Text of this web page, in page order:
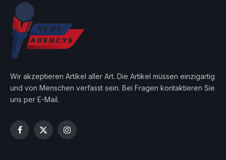
Wir akzeptieren Artikel aller Art. Die Artikel müssen einzigartig
und von Menschen verfasst sein. Bei Fragen kontaktieren Sie
uns per E-Mail.
Facebook
X
Instagram